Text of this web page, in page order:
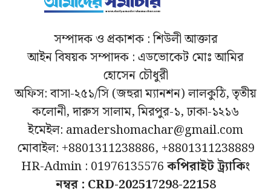
সম্পাদক ও প্রকাশক : শিউলী আক্তার
আইন বিষয়ক সম্পাদক : এডভোকেট মোঃ আমির
হোসেন চৌধুরী
অফিস: বাসা-২৫১/সি (জহুরা ম্যানশন) লালকুঠি, তৃতীয়
কলোনী, দারুস সালাম, মিরপুর-১, ঢাকা-১২১৬
ইমেইল: amadershomachar@gmail.com
মোবাইল: +8801311238886, +8801311238889
HR-Admin : 01976135576কপিরাইট ট্র্যাকিং
নম্বর : CRD-202517298-22158